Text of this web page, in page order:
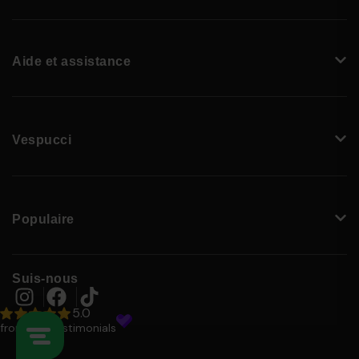
Matériau
spécialement pour les porteurs de lunettes prêts à
en de V
isière
surpiqûres en cuir synthétique sur le pourtour. La visière
a un support en fibre de carbone.
Système de fermeture
Aide et assistance
Vespucci
Populaire
Suis-nous